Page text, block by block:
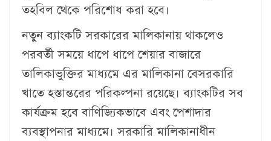
তহবিল থেকে পরিশোধ করা হবে।
নতুন ব্যাংকটি সরকারের মালিকানায় থাকলেও
পরবর্তী সময়ে ধাপে ধাপে শেয়ার বাজারে
তালিকাভুক্তির মাধ্যমে এর মালিকানা বেসরকারি
খাতে হস্তান্তরের পরিকল্পনা রয়েছে। ব্যাংকটির সব
কার্যক্রম হবে বাণিজ্যিকভাবে এবং পেশাদার
ব্যবস্থাপনার মাধ্যমে। সরকারি মালিকানাধীন